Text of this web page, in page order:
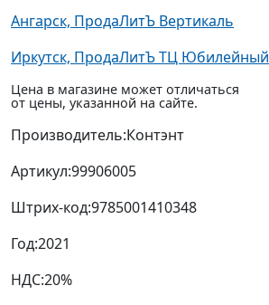
Ангарск, ПродаЛитЪ Вертикаль
Иркутск, ПродаЛитЪ ТЦ Юбилейный
Цена в магазине может отличаться
от цены, указанной на сайте.
Производитель:Контэнт
Артикул:99906005
Штрих-код:9785001410348
Год:2021
НДС:20%